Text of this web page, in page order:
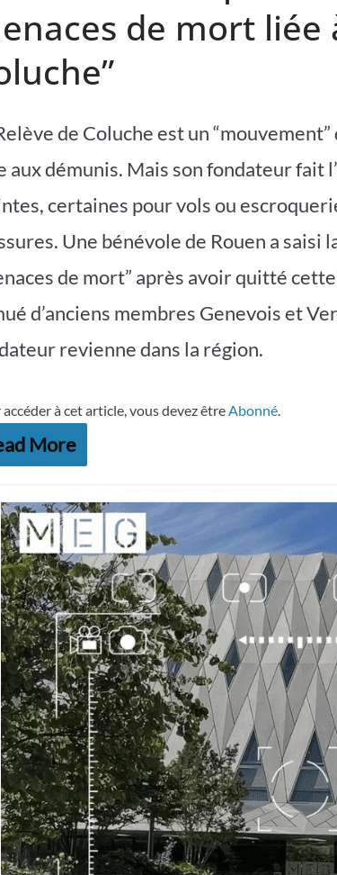
de mort liée
de Coluche est un
aux démunis. Mais son fondateur fait
certaines pour vols ou
Une bénévole de Rouen a saisi
de mort” après avoir quitté
d’anciens membres Genevois et
revienne dans la région.
à cet article, vous devez être Abonné
More